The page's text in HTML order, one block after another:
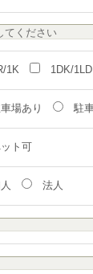
1K 1DK/
場あり 駐
ト可
法人